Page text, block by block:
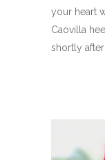
your heart
Caovilla
shortly after